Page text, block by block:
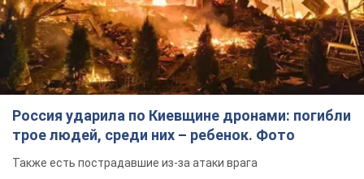
Россия ударила по Киевщине дронами: погибли
трое людей, среди них – ребенок. Фото
Также есть пострадавшие из-за атаки врага